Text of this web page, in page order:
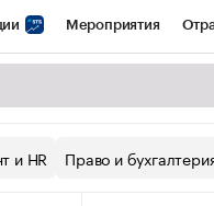
Мероприятия
СПб Спецпроекты
и HR Право и